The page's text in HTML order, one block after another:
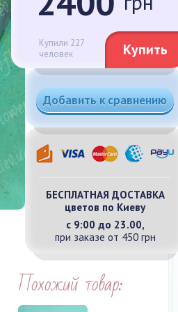
Купили 227
человек
Купить
Добавить к сравнению
БЕСПЛАТНАЯ ДОСТАВКА
цветов по Киеву
с 9:00 до 23.00,
при заказе от 450 грн
Похожий товар: